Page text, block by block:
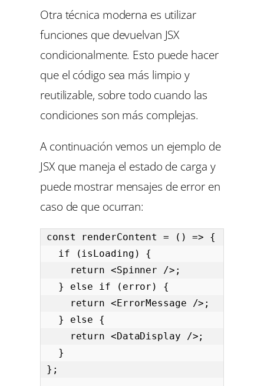
Otra técnica moderna es utilizar
funciones que devuelvan JSX
condicionalmente. Esto puede hacer
que el código sea más limpio y
reutilizable, sobre todo cuando las
condiciones son más complejas.
A continuación vemos un ejemplo de
JSX que maneja el estado de carga y
puede mostrar mensajes de error en
caso de que ocurran:
const renderContent = () => {
};